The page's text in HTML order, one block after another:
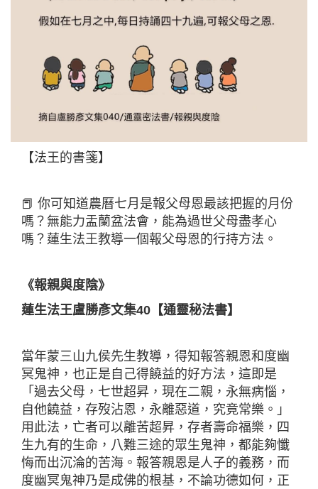
【法王的書箋】
📕 你可知道農曆七月是報父母恩最該把握的月份
嗎？無能力盂蘭盆法會，能為過世父母盡孝心
嗎？蓮生法王教導一個報父母恩的行持方法。
《報親與度陰》
蓮生法王盧勝彥文集40【通靈秘法書】
當年蒙三山九侯先生教導，得知報答親恩和度幽
冥鬼神，也正是自己得饒益的好方法，這即是
「過去父母，七世超昇，現在二親，永無病惱，
自他饒益，存歿沾恩，永離惡道，究竟常樂。」
用此法，亡者可以離苦超昇，存者壽命福樂，四
生九有的生命，八難三途的眾生鬼神，都能夠懺
悔而出沉淪的苦海。報答親恩是人子的義務，而
度幽冥鬼神乃是成佛的根基，不論功德如何，正